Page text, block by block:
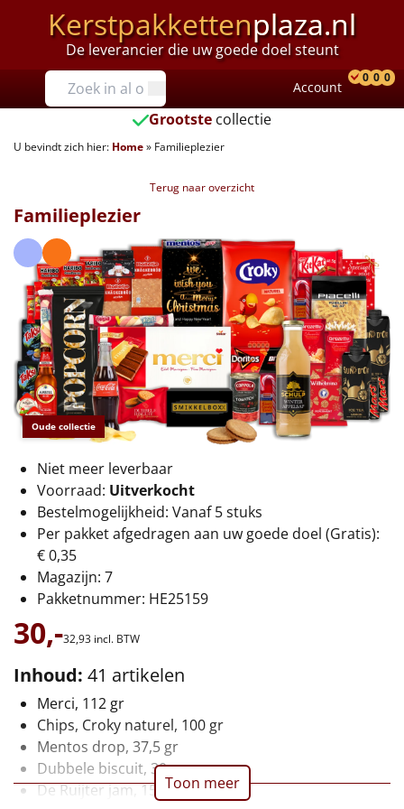
Kerstpakkettenplaza.nl
De leverancier die uw goede doel steunt
Prijzen
Tot €25
€25 tot €35
€40 tot €45
€45 tot €50
€50 tot €55
€55 tot €75
€75 tot €100
Alle kerstpakketten 2026
Thema
Origineel
Rituals
Luxe
Mannen
Vrouwen
Duurzaam
Account
0 0 0
Grootste collectie
U bevindt zich hier: Home» Familieplezier
Terug naar overzicht
Oude collectie
Familieplezier
Niet meer leverbaar
Voorraad: Uitverkocht
Bestelmogelijkheid: Vanaf 5 stuks
Per pakket afgedragen aan uw goede doel (Gratis):
€ 0,35
Magazijn: 7
Pakketnummer: HE25159
30,-32,93 incl. BTW
Inhoud: 41 artikelen
Merci, 112 gr
Chips, Croky naturel, 100 gr
Mentos drop, 37,5 gr
Dubbele biscuit, 30 gr
De Ruijter jam, 15 gr, 2 st
Toon meer